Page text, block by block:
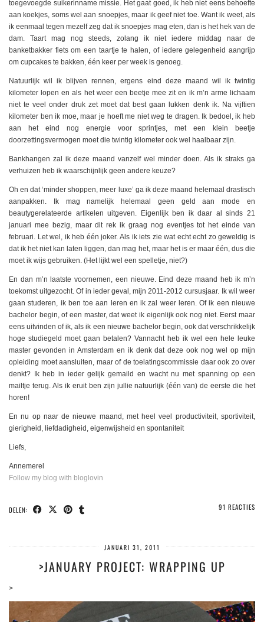
toegevoegde suikerinname missie. Het gaat goed, ik heb niet eens behoefte
aan koekjes, soms wel aan snoepjes, maar ik geef niet toe. Want ik weet, als
ik eenmaal tegen mezelf zeg dat ik snoepjes mag eten, dan is het hek van de
dam. Taart mag nog steeds, zolang ik niet iedere middag naar de
banketbakker fiets om een taartje te halen, of iedere gelegenheid aangrijp
om cupcakes te bakken, één keer per week is genoeg.
Natuurlijk wil ik blijven rennen, ergens eind deze maand wil ik twintig
kilometer lopen en als het weer een beetje mee zit en ik m’n arme lichaam
niet te veel onder druk zet moet dat best gaan lukken denk ik. Na vijftien
kilometer ben ik moe, maar je hoeft me niet weg te dragen. Ik bedoel, ik heb
aan het eind nog energie voor sprintjes, met een klein beetje
doorzettingsvermogen moet die twintig kilometer ook wel haalbaar zijn.
Bankhangen zal ik deze maand vanzelf wel minder doen. Als ik straks ga
verhuizen heb ik waarschijnlijk geen andere keuze?
Oh en dat ‘minder shoppen, meer luxe’ ga ik deze maand helemaal drastisch
aanpakken. Ik mag namelijk helemaal geen geld aan mode en
beautygerelateerde artikelen uitgeven. Eigenlijk ben ik daar al sinds 21
januari mee bezig, maar dit rek ik graag nog eventjes tot het einde van
februari. Let wel, ik heb één joker. Als ik iets zie wat echt echt zo geweldig is
dat ik het niet kan laten liggen, dan mag het, maar het is er maar één, dus die
moet ik wijs gebruiken. (Het lijkt wel een spelletje, niet?)
En dan m’n laatste voornemen, een nieuwe. Eind deze maand heb ik m’n
toekomst uitgezocht. Of in ieder geval, mijn 2011-2012 cursusjaar. Ik wil weer
gaan studeren, ik ben toe aan leren en ik zal weer leren. Of ik een nieuwe
bachelor begin, of een master, dat weet ik eigenlijk ook nog niet. Eerst maar
eens uitvinden of ik, als ik een nieuwe bachelor begin, ook dat verschrikkelijk
hoge studiegeld moet gaan betalen? Vannacht heb ik wel een hele leuke
master gevonden in Amsterdam en ik denk dat deze ook nog wel op mijn
opleiding moet aansluiten, maar of de toelatingscommissie daar ook zo over
denkt? Ik heb in ieder gelijk gemaild en wacht nu met spanning op een
mailtje terug. Als ik eruit ben zijn jullie natuurlijk (één van) de eerste die het
horen!
En nu op naar de nieuwe maand, met heel veel productiviteit, sportiviteit,
gierigheid, liefdadigheid, eigenwijsheid en spontaniteit
Liefs,
Annemerel
Follow my blog with bloglovin
DELEN: 91 REACTIES
JANUARI 31, 2011
>JANUARY PROJECT: WRAPPING UP
>